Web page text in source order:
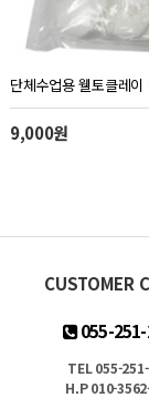
9,000원
CUSTOMER
055-
TEL 055-
H.P 010-